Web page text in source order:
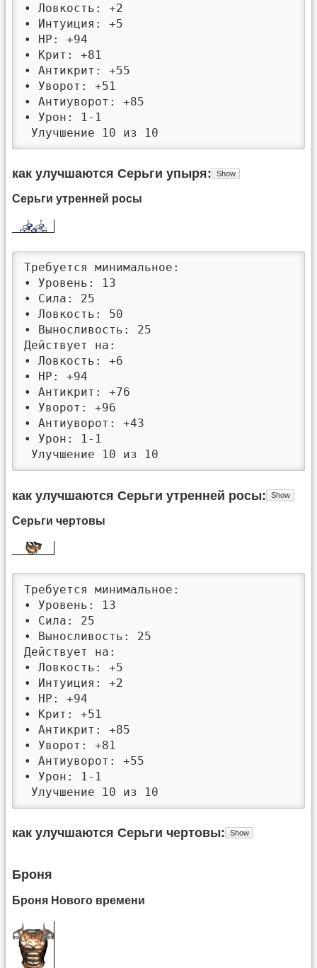
• Ловкость: +2
• Интуиция: +5
• HP: +94
• Крит: +81
• Антикрит: +55
• Уворот: +51
• Антиуворот: +85
• Урон: 1-1
Улучшение 10 из 10
как улучшаются Серьги упыря
Серьги утренней росы
Требуется минимальное:
• Уровень: 13
• Сила: 25
• Ловкость: 50
• Выносливость: 25
Действует на:
• Ловкость: +6
• HP: +94
• Антикрит: +76
• Уворот: +96
• Антиуворот: +43
• Урон: 1-1
Улучшение 10 из 10
как улучшаются Серьги утренней росы
Серьги чертовы
Требуется минимальное:
• Уровень: 13
• Сила: 25
• Выносливость: 25
Действует на:
• Ловкость: +5
• Интуиция: +2
• HP: +94
• Крит: +51
• Антикрит: +85
• Уворот: +81
• Антиуворот: +55
• Урон: 1-1
Улучшение 10 из 10
как улучшаются Серьги чертовы
Броня
Броня Нового времени